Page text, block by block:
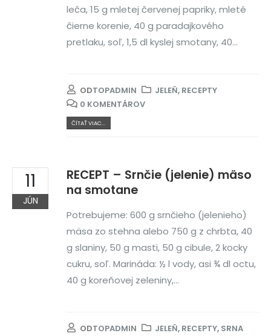
leča, 15 g mletej červenej papriky, mleté
čierne korenie, 40 g paradajkového
pretlaku, soľ, 1,5 dl kyslej smotany, 40...
ODTOPADMIN JELEŇ, RECEPTY
0 KOMENTÁROV
ČÍTAŤ VIAC...
11
JÚN
RECEPT – Srnčie (jelenie) mäso
na smotane
Potrebujeme: 600 g srnčieho (jelenieho)
mäsa zo stehna alebo 750 g z chrbta, 40
g slaniny, 50 g masti, 50 g cibule, 2 kocky
cukru, soľ. Marináda: ½ l vody, asi ¾ dl octu,
40 g koreňovej zeleniny,...
ODTOPADMIN JELEŇ, RECEPTY, SRNA